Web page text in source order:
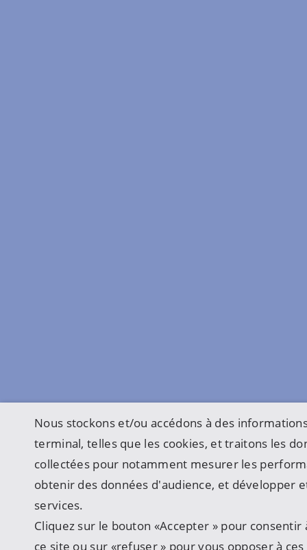
Nous stockons et/ou accédons à des
terminal, telles que les cookies, et traitons les
collectées pour notamment mesurer les
obtenir des données d'audience, et développer
services.
Cliquez sur le bouton «Accepter » pour consentir
ce site ou sur «refuser » pour vous opposer à